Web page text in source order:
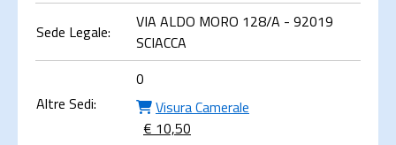
Sede Legale:
VIA ALDO MORO 128/A - 92019
SCIACCA
Altre Sedi:
0
Visura Camerale
€ 10,50